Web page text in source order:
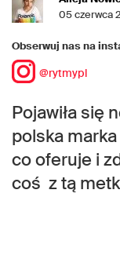
05 czerwca
Obserwuj nas na
@rytmypl
Pojawiła się
polska
co oferuje i
coś z tą